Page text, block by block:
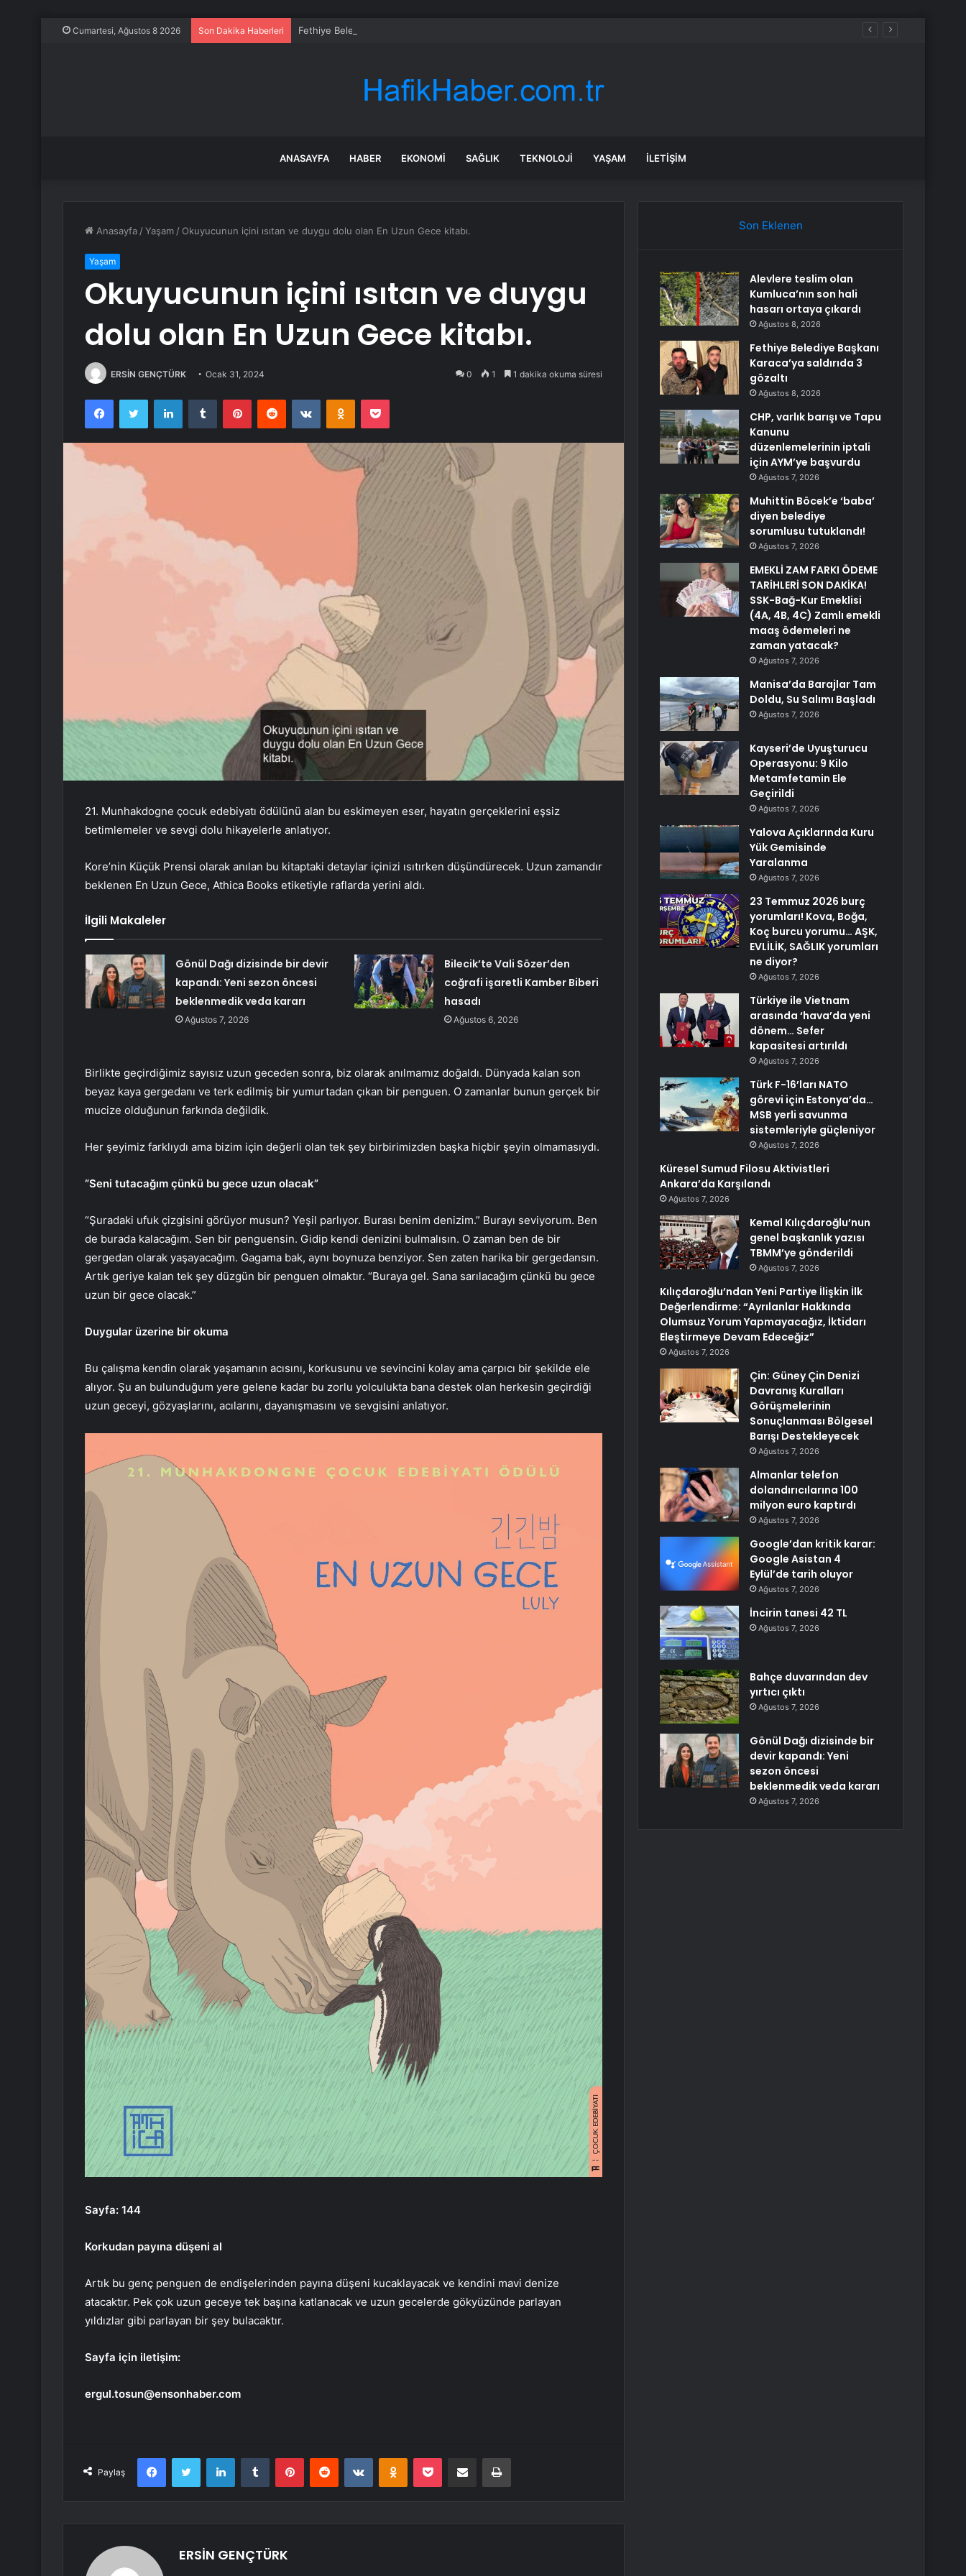
Cumartesi, Ağustos 8 2026 Son Dakika Haberleri Fethiye Belediye Başkanı Karaca’ya saldırıda 3 gözaltı
ANASAYFA HABER EKONOMI SAĞLIK TEKNOLOJI YAŞAM İLETIŞIM
Anasayfa /Yaşam / Okuyucunun içini ısıtan ve duygu dolu olan En Uzun Gece kitabı.
Yaşam
Okuyucunun içini ısıtan ve duygu
dolu olan En Uzun Gece kitabı.
ERSİN GENÇTÜRK Ocak 31, 2024 0 1 1 dakika okuma süresi
FacebookTwitter LinkedInTumblr PinterestReddit VKontakteOdnoklassniki
Pocket
21. Munhakdogne çocuk edebiyatı ödülünü alan bu eskimeyen eser, hayatın gerçeklerini eşsiz
betimlemeler ve sevgi dolu hikayelerle anlatıyor.
Kore’nin Küçük Prensi olarak anılan bu kitaptaki detaylar içinizi ısıtırken düşündürecek. Uzun zamandır
beklenen En Uzun Gece, Athica Books etiketiyle raflarda yerini aldı.
İlgili Makaleler
Gönül Dağı dizisinde bir devir
kapandı: Yeni sezon öncesi
beklenmedik veda kararı
Ağustos 7, 2026
Bilecik’te Vali Sözer’den
coğrafi işaretli Kamber Biberi
hasadı
Ağustos 6, 2026
Birlikte geçirdiğimiz sayısız uzun geceden sonra, biz olarak anılmamız doğaldı. Dünyada kalan son
beyaz kaya gergedanı ve terk edilmiş bir yumurtadan çıkan bir penguen. O zamanlar bunun gerçek bir
mucize olduğunun farkında değildik.
Her şeyimiz farklıydı ama bizim için değerli olan tek şey birbirimizden başka hiçbir şeyin olmamasıydı.
“Seni tutacağım çünkü bu gece uzun olacak”
“Şuradaki ufuk çizgisini görüyor musun? Yeşil parlıyor. Burası benim denizim.” Burayı seviyorum. Ben
de burada kalacağım. Sen bir penguensin. Gidip kendi denizini bulmalısın. O zaman ben de bir
gergedan olarak yaşayacağım. Gagama bak, aynı boynuza benziyor. Sen zaten harika bir gergedansın.
Artık geriye kalan tek şey düzgün bir penguen olmaktır. “Buraya gel. Sana sarılacağım çünkü bu gece
uzun bir gece olacak.”
Duygular üzerine bir okuma
Bu çalışma kendin olarak yaşamanın acısını, korkusunu ve sevincini kolay ama çarpıcı bir şekilde ele
alıyor. Şu an bulunduğum yere gelene kadar bu zorlu yolculukta bana destek olan herkesin geçirdiği
uzun geceyi, gözyaşlarını, acılarını, dayanışmasını ve sevgisini anlatıyor.
Sayfa: 144
Korkudan payına düşeni al
Artık bu genç penguen de endişelerinden payına düşeni kucaklayacak ve kendini mavi denize
atacaktır. Pek çok uzun geceye tek başına katlanacak ve uzun gecelerde gökyüzünde parlayan
yıldızlar gibi parlayan bir şey bulacaktır.
Sayfa için iletişim:
ergul.tosun@ensonhaber.com
Paylaş
FacebookTwitter LinkedInTumblr PinterestReddit VKontakteOdnoklassniki
Pocket E-Posta ile paylaş Yazdır
ERSİN GENÇTÜRK
Son Eklenen
Alevlere teslim olan
Kumluca’nın son hali
hasarı ortaya çıkardı
Ağustos 8, 2026
Fethiye Belediye Başkanı
Karaca’ya saldırıda 3
gözaltı
Ağustos 8, 2026
CHP, varlık barışı ve Tapu
Kanunu
düzenlemelerinin iptali
için AYM’ye başvurdu
Ağustos 7, 2026
Muhittin Böcek’e ‘baba’
diyen belediye
sorumlusu tutuklandı!
Ağustos 7, 2026
EMEKLİ ZAM FARKI ÖDEME
TARİHLERİ SON DAKİKA!
SSK-Bağ-Kur Emeklisi
(4A, 4B, 4C) Zamlı emekli
maaş ödemeleri ne
zaman yatacak?
Ağustos 7, 2026
Manisa’da Barajlar Tam
Doldu, Su Salımı Başladı
Ağustos 7, 2026
Kayseri’de Uyuşturucu
Operasyonu: 9 Kilo
Metamfetamin Ele
Geçirildi
Ağustos 7, 2026
Yalova Açıklarında Kuru
Yük Gemisinde
Yaralanma
Ağustos 7, 2026
23 Temmuz 2026 burç
yorumları! Kova, Boğa,
Koç burcu yorumu… AŞK,
EVLİLİK, SAĞLIK yorumları
ne diyor?
Ağustos 7, 2026
Türkiye ile Vietnam
arasında ‘hava’da yeni
dönem… Sefer
kapasitesi artırıldı
Ağustos 7, 2026
Türk F-16’ları NATO
görevi için Estonya’da…
MSB yerli savunma
sistemleriyle güçleniyor
Ağustos 7, 2026
Küresel Sumud Filosu Aktivistleri
Ankara’da Karşılandı
Ağustos 7, 2026
Kemal Kılıçdaroğlu’nun
genel başkanlık yazısı
TBMM’ye gönderildi
Ağustos 7, 2026
Kılıçdaroğlu’ndan Yeni Partiye İlişkin İlk
Değerlendirme: “Ayrılanlar Hakkında
Olumsuz Yorum Yapmayacağız, İktidarı
Eleştirmeye Devam Edeceğiz”
Ağustos 7, 2026
Çin: Güney Çin Denizi
Davranış Kuralları
Görüşmelerinin
Sonuçlanması Bölgesel
Barışı Destekleyecek
Ağustos 7, 2026
Almanlar telefon
dolandırıcılarına 100
milyon euro kaptırdı
Ağustos 7, 2026
Google’dan kritik karar:
Google Asistan 4
Eylül’de tarih oluyor
Ağustos 7, 2026
İncirin tanesi 42 TL
Ağustos 7, 2026
Bahçe duvarından dev
yırtıcı çıktı
Ağustos 7, 2026
Gönül Dağı dizisinde bir
devir kapandı: Yeni
sezon öncesi
beklenmedik veda kararı
Ağustos 7, 2026